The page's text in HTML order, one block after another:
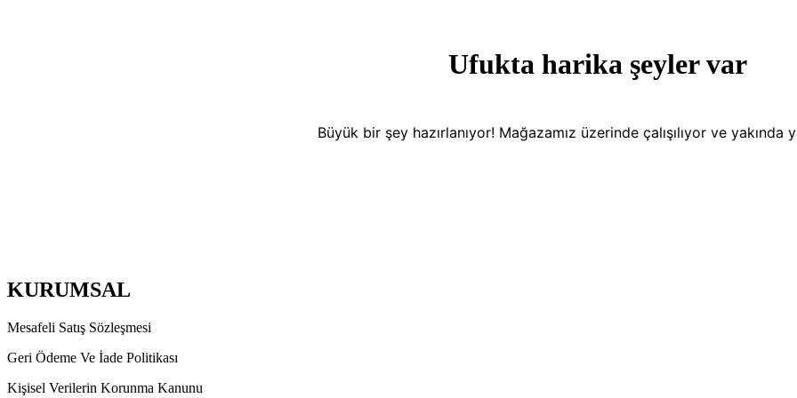
Ufukta harika şeyler var
Büyük bir şey hazırlanıyor! Mağazamız üzerinde çalışılıyor ve yakında
KURUMSAL
Mesafeli Satış Sözleşmesi
Geri Ödeme Ve İade Politikası
Kişisel Verilerin Korunma Kanunu